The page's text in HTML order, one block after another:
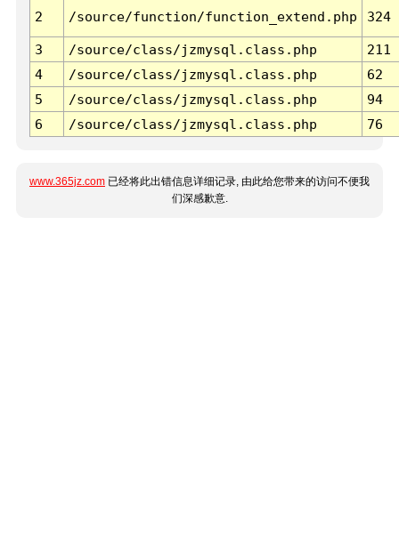
2 /source/function/function_extend.php 324
3 /source/class/jzmysql.class.php
211
4
/source/class/jzmysql.class.php
62
5
/source/class/jzmysql.class.php
94
6
/source/class/jzmysql.class.php 76
www.365jz.com 已经将此出错信息详细记录, 由此给您带来的访问不便我
们深感歉意.